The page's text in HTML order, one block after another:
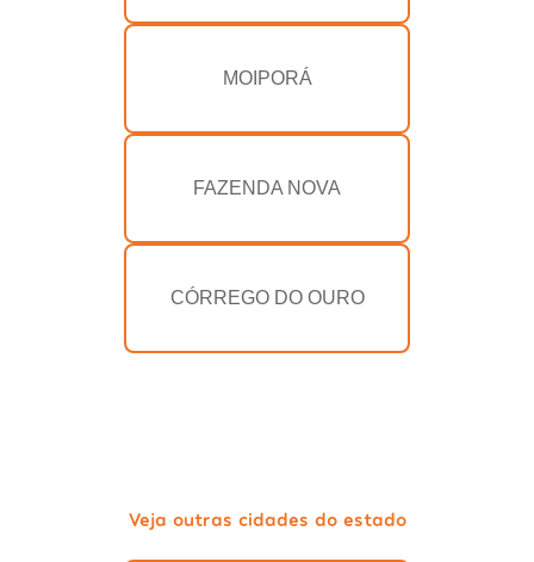
MOIPORÁ
FAZENDA NOVA
CÓRREGO DO OURO
Veja outras cidades do estado